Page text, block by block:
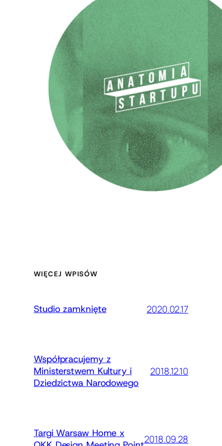
WIĘCEJ WPISÓW
Studio zamknięte 2020.02.17
Współpracujemy z
Ministerstwem Kultury i
Dziedzictwa Narodowego
2018.12.10
Targi Warsaw Home x
2018.09.28